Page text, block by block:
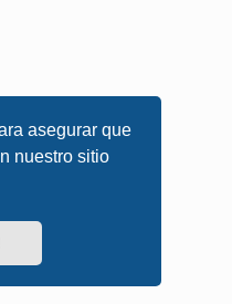
asegurar que
nuestro sitio